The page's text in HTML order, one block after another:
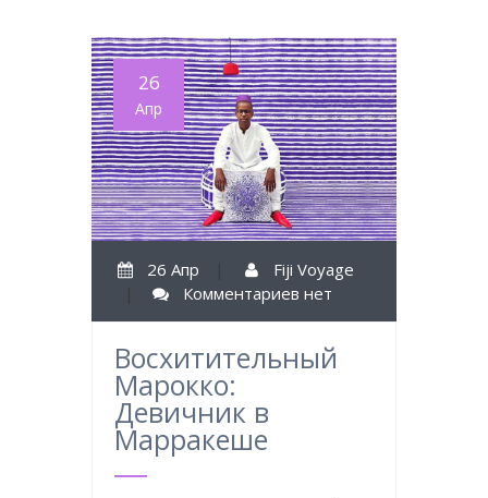
26
Апр
26 Апр
Fiji Voyage
Комментариев нет
Восхитительный
Марокко:
Девичник в
Марракеше